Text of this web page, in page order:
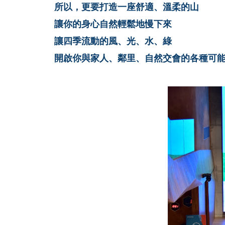
所以，更要打造一座舒適、溫柔的山
讓你的身心自然輕鬆地慢下來
讓四季流動的風、光、水、綠
開啟你與家人、鄰里、自然交會的各種可